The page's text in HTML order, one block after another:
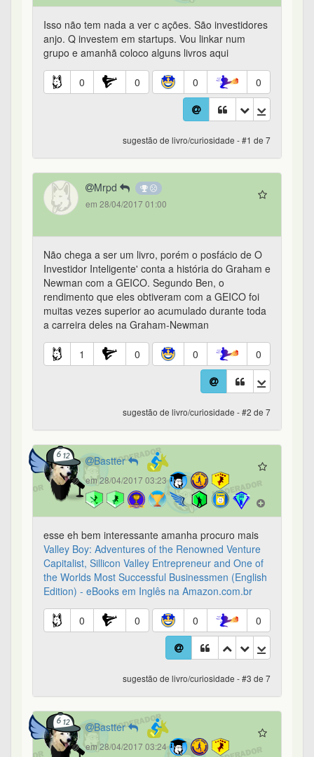
Isso não tem nada a ver c ações. São investidores
anjo. Q investem em startups. Vou linkar num
grupo e amanhã coloco alguns livros aqui
0 0 0 0
sugestão de livro/curiosidade - #1 de 7
Mrpd
em 28/04/2017 01:00
Não chega a ser um livro, porém o posfácio de O
Investidor Inteligente' conta a história do Graham e
Newman com a GEICO. Segundo Ben, o
rendimento que eles obtiveram com a GEICO foi
muitas vezes superior ao acumulado durante toda
a carreira deles na Graham-Newman
1 0 0 0
sugestão de livro/curiosidade - #2 de 7
Bastter
em 28/04/2017 03:23
esse eh bem interessante amanha procuro mais
Valley Boy: Adventures of the Renowned Venture
Capitalist, Sillicon Valley Entrepreneur and One of
the Worlds Most Successful Businessmen (English
Edition) - eBooks em Inglês na Amazon.com.br
0 0 0 0
sugestão de livro/curiosidade - #3 de 7
Bastter
em 28/04/2017 03:24